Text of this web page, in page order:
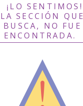
¡LO SENTIMOS!
LA SECCIÓN QUE
BUSCA, NO FUE
ENCONTRADA.